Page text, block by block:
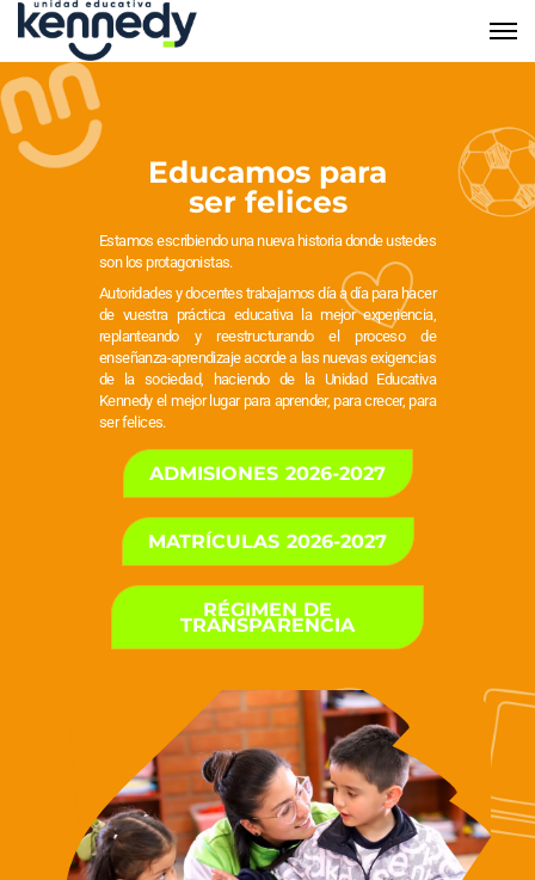
Educamos para
ser felices
Estamos escribiendo una nueva historia donde ustedes
son los protagonistas.
Autoridades y docentes trabajamos día a día para hacer
de vuestra práctica educativa la mejor experiencia,
replanteando y reestructurando el proceso de
enseñanza-aprendizaje acorde a las nuevas exigencias
de la sociedad, haciendo de la Unidad Educativa
Kennedy el mejor lugar para aprender, para crecer, para
ser felices.
ADMISIONES 2026-2027
MATRÍCULAS 2026-2027
RÉGIMEN DE
TRANSPARENCIA